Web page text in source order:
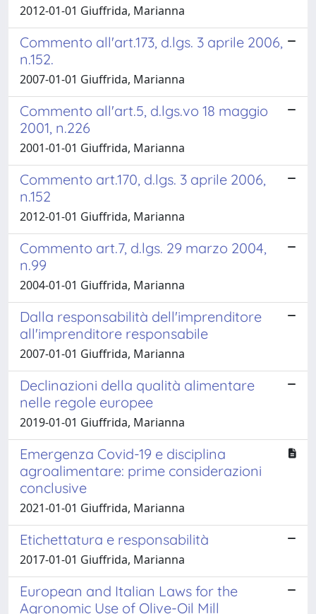
2012-01-01 Giuffrida, Marianna
Commento all'art.173, d.lgs. 3 aprile 2006,
n.152.
2007-01-01 Giuffrida, Marianna
Commento all'art.5, d.lgs.vo 18 maggio
2001, n.226
2001-01-01 Giuffrida, Marianna
Commento art.170, d.lgs. 3 aprile 2006,
n.152
2012-01-01 Giuffrida, Marianna
Commento art.7, d.lgs. 29 marzo 2004,
n.99
2004-01-01 Giuffrida, Marianna
Dalla responsabilità dell'imprenditore
all'imprenditore responsabile
2007-01-01 Giuffrida, Marianna
Declinazioni della qualità alimentare
nelle regole europee
2019-01-01 Giuffrida, Marianna
Emergenza Covid-19 e disciplina
agroalimentare: prime considerazioni
conclusive
2021-01-01 Giuffrida, Marianna
Etichettatura e responsabilità
2017-01-01 Giuffrida, Marianna
European and Italian Laws for the
Agronomic Use of Olive-Oil Mill